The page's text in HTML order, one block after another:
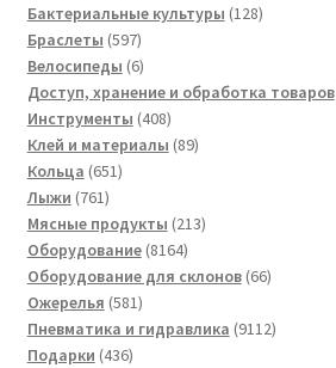
товаров
Бактериальные культуры 128128
Браслеты 597597
товаров
Велосипеды 66
товаров
Доступ, хранение и обработка товаров
Инструменты 408408
товаров
Клей и материалы 8989
Кольца 651651
Лыжи 761761
товар
Мясные продукты 213213
Оборудование 81648164
товара
Оборудование для склонов 6666
Ожерелья 581581
товар
Пневматика и гидравлика 91129112
Подарки 436436